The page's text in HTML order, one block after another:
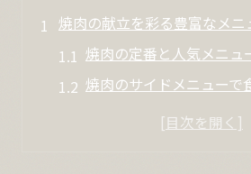
焼肉の献立を彩る豊富なメニ
焼肉の定番と人気メニュ
焼肉のサイドメニューで
焼肉献立におすすめの組